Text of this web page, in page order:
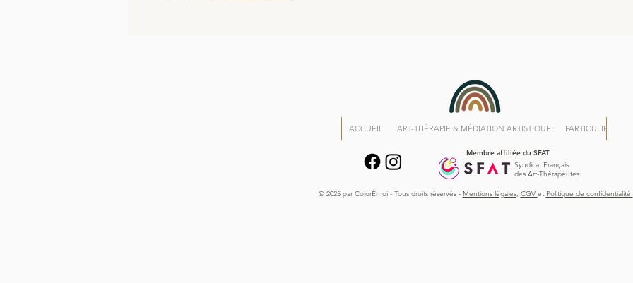
ACCUEIL ART-THÉRAPIE & MÉDIATION ARTISTIQUE PARTICULIERS
Membre affiliée du SFAT
Syndicat Français
des Art-Thérapeutes
© 2025 par ColorÉmoi - Tous droits réservés - Mentions légales, CGV et Politique de confidentialité